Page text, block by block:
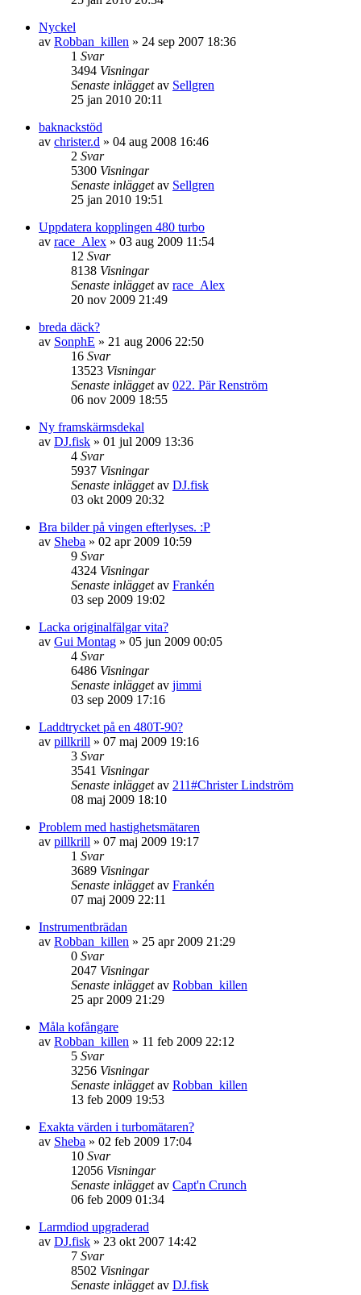
Nyckel
av Robban_killen » 24 sep 2007 18:36
1 Svar
3494 Visningar
Senaste inläggetav Sellgren
25 jan 2010 20:11
baknackstöd
av christer.d » 04 aug 2008 16:46
2 Svar
5300 Visningar
Senaste inläggetav Sellgren
25 jan 2010 19:51
Uppdatera kopplingen 480 turbo
av race_Alex » 03 aug 2009 11:54
12 Svar
8138 Visningar
Senaste inläggetav race_Alex
20 nov 2009 21:49
breda däck?
av SonphE » 21 aug 2006 22:50
16 Svar
13523 Visningar
Senaste inläggetav 022. Pär Renström
06 nov 2009 18:55
Ny framskärmsdekal
av DJ.fisk » 01 jul 2009 13:36
4 Svar
5937 Visningar
Senaste inläggetav DJ.fisk
03 okt 2009 20:32
Bra bilder på vingen efterlyses. :P
av Sheba » 02 apr 2009 10:59
9 Svar
4324 Visningar
Senaste inläggetav Frankén
03 sep 2009 19:02
Lacka originalfälgar vita?
av Gui Montag » 05 jun 2009 00:05
4 Svar
6486 Visningar
Senaste inläggetav jimmi
03 sep 2009 17:16
Laddtrycket på en 480T-90?
av pillkrill » 07 maj 2009 19:16
3 Svar
3541 Visningar
Senaste inläggetav 211#Christer Lindström
08 maj 2009 18:10
Problem med hastighetsmätaren
av pillkrill » 07 maj 2009 19:17
1 Svar
3689 Visningar
Senaste inläggetav Frankén
07 maj 2009 22:11
Instrumentbrädan
av Robban_killen » 25 apr 2009 21:29
0 Svar
2047 Visningar
Senaste inläggetav Robban_killen
25 apr 2009 21:29
Måla kofångare
av Robban_killen » 11 feb 2009 22:12
5 Svar
3256 Visningar
Senaste inläggetav Robban_killen
13 feb 2009 19:53
Exakta värden i turbomätaren?
av Sheba » 02 feb 2009 17:04
10 Svar
12056 Visningar
Senaste inläggetav Capt'n Crunch
06 feb 2009 01:34
Larmdiod upgraderad
av DJ.fisk » 23 okt 2007 14:42
7 Svar
8502 Visningar
Senaste inläggetav DJ.fisk